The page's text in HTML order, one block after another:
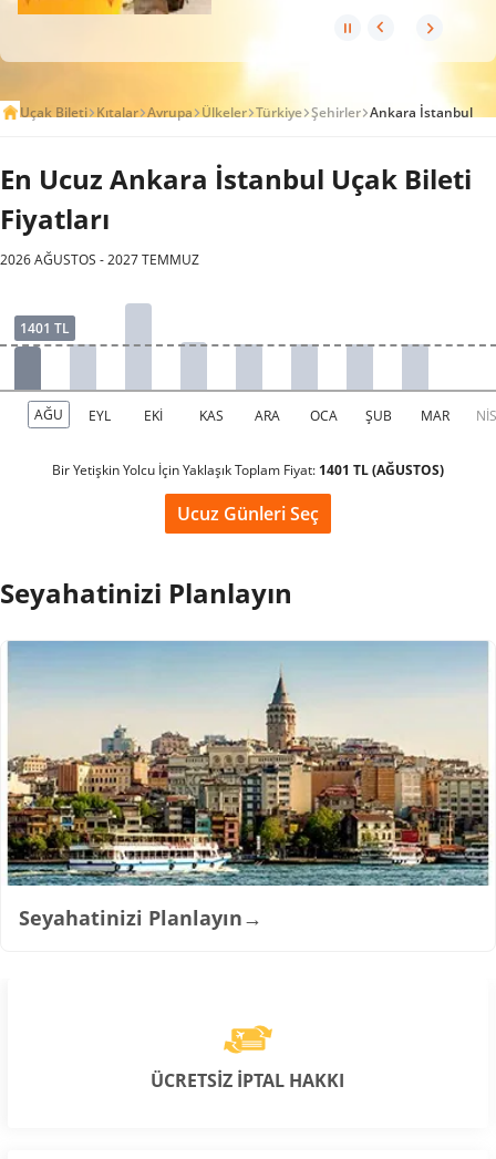
Uçak Bileti Kıtalar Avrupa Ülkeler Türkiye Şehirler Ankara İstanbul
En Ucuz Ankara İstanbul Uçak Bileti
Fiyatları
2026 AĞUSTOS - 2027 TEMMUZ
Bir Yetişkin Yolcu İçin Yaklaşık Toplam Fiyat: 1401 TL (AĞUSTOS)
Ucuz Günleri Seç
Seyahatinizi Planlayın
Seyahatinizi Planlayın→
ÜCRETSİZ İPTAL HAKKI